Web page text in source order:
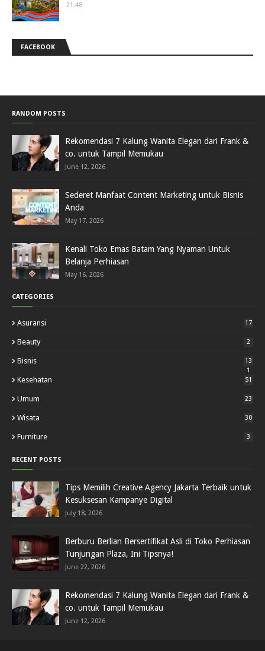
21.48
FACEBOOK
RANDOM POSTS
Rekomendasi 7 Kalung Wanita Elegan dari Frank &
co. untuk Tampil Memukau
June 12, 2026
Sederet Manfaat Content Marketing untuk Bisnis
Anda
May 17, 2026
Kenali Toko Emas Batam Yang Nyaman Untuk
Belanja Perhiasan
May 16, 2026
CATEGORIES
Asuransi 17
Beauty 2
Bisnis
13
1
Kesehatan 51
Umum 23
Wisata 30
Furniture 3
RECENT POSTS
Tips Memilih Creative Agency Jakarta Terbaik untuk
Kesuksesan Kampanye Digital
July 18, 2026
Berburu Berlian Bersertifikat Asli di Toko Perhiasan
Tunjungan Plaza, Ini Tipsnya!
June 22, 2026
Rekomendasi 7 Kalung Wanita Elegan dari Frank &
co. untuk Tampil Memukau
June 12, 2026